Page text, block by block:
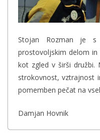
Stojan Rozman je s
prostovoljskim delom
kot zgled v širši družbi.
strokovnost, vztrajnost
pomemben pečat na
Damjan Hovnik